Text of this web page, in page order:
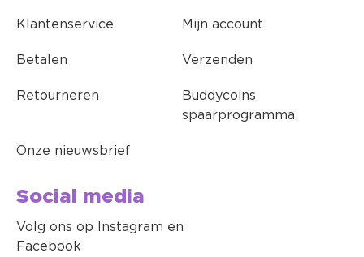
Klantenservice Mijn account
Betalen Verzenden
Retourneren
Buddycoins
spaarprogramma
Onze nieuwsbrief
Social media
Volg ons op Instagram en
Facebook